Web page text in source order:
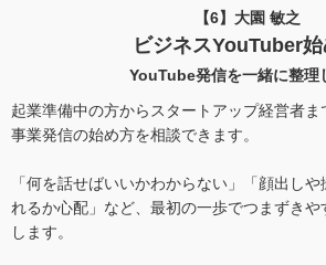
【6】大園 敏之
ビジネスYouTuber
YouTube発信を一緒に整理
起業準備中の方からスタートアップ経営者ま
事業発信の始め方を相談できます。
「何を話せばいいかわからない」「顔出し
れるか心配」など、最初の一歩でつまずき
します。